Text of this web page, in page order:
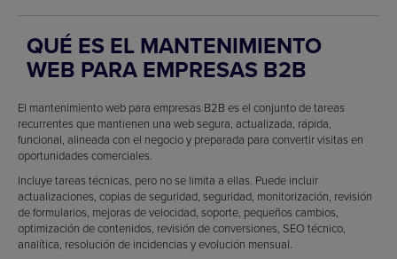
QUÉ ES EL MANTENIMIENTO
WEB PARA EMPRESAS B2B
El mantenimiento web para empresas B2B es el conjunto de tareas
recurrentes que mantienen una web segura, actualizada, rápida,
funcional, alineada con el negocio y preparada para convertir visitas en
oportunidades comerciales.
Incluye tareas técnicas, pero no se limita a ellas. Puede incluir
actualizaciones, copias de seguridad, seguridad, monitorización, revisión
de formularios, mejoras de velocidad, soporte, pequeños cambios,
optimización de contenidos, revisión de conversiones, SEO técnico,
analítica, resolución de incidencias y evolución mensual.